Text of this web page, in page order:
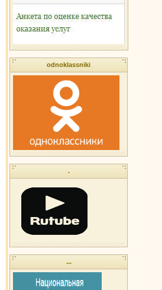
odnoklassniki
.
...